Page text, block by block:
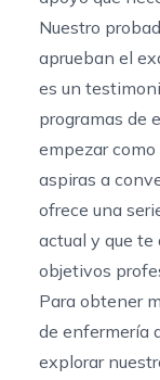
Nuestro
aprueban el
es un
programas de
empezar
aspiras a
ofrece una
actual y que te
objetivos
Para obtener
de enfermería
explorar